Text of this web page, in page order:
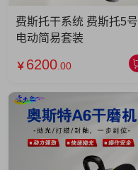
费斯托干系统 费斯托5号
电动简易套装
￥ 6200 .00